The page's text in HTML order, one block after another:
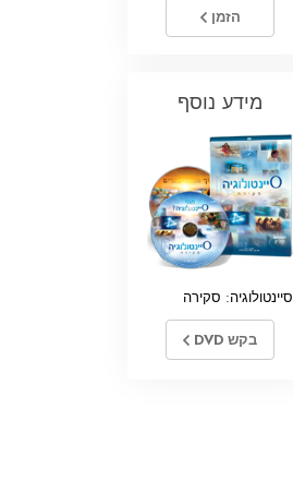
הזמן
מידע נוסף
סיינטולוגיה: סקירה
בקש DVD